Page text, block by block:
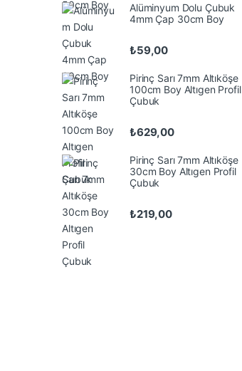
Alüminyum Dolu Çubuk
4mm Çap 30cm Boy
₺59,00
Pirinç Sarı 7mm Altıköşe
100cm Boy Altıgen Profil
Çubuk
₺629,00
Pirinç Sarı 7mm Altıköşe
30cm Boy Altıgen Profil
Çubuk
₺219,00